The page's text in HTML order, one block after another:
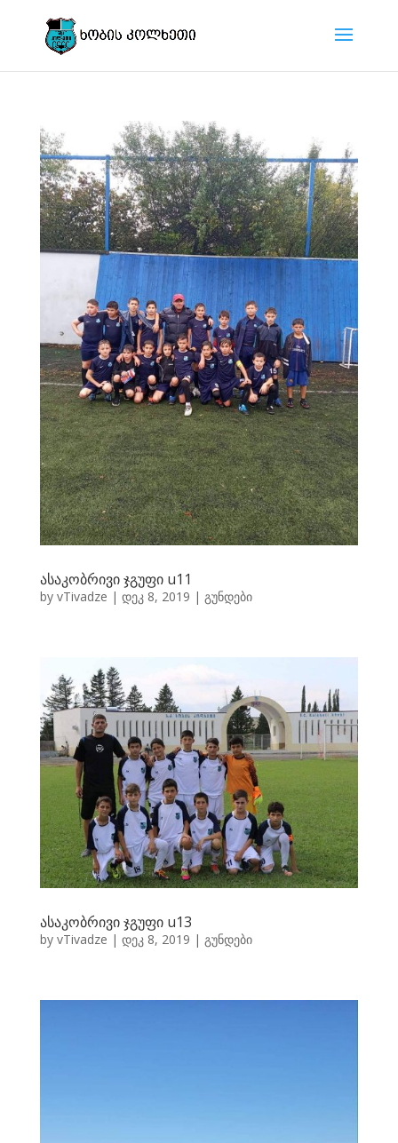
ასაკობრივი ჯგუფი u11
by vTivadze | დეკ 8, 2019 | გუნდები
ასაკობრივი ჯგუფი u13
by vTivadze | დეკ 8, 2019 | გუნდები